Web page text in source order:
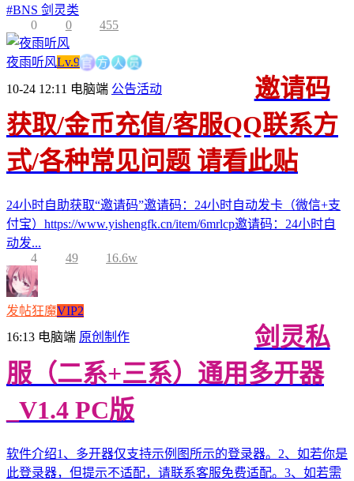
#BNS 剑灵类
0
0 455
夜雨听风Lv.9官方人员
10-24 12:11 电脑端 公告活动
邀请码
获取/金币充值/客服QQ联系方
式/各种常见问题 请看此贴
24小时自助获取“邀请码”邀请码：24小时自动发卡（微信+支
付宝）https://www.yishengfk.cn/item/6mrlcp邀请码：24小时自
动发...
4
49 16.6w
发帖狂魔VIP2
16:13 电脑端 原创制作
剑灵私
服（二系+三系）通用多开器
_V1.4 PC版
软件介绍1、多开器仅支持示例图所示的登录器。2、如若你是
此登录器，但提示不适配，请联系客服免费适配。3、如若需